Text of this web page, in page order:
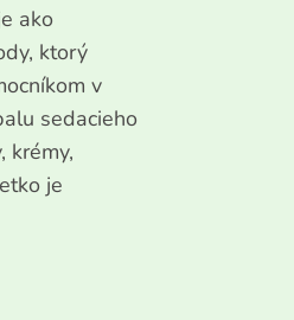
ako
ktorý
v
sedacieho
krémy,
je